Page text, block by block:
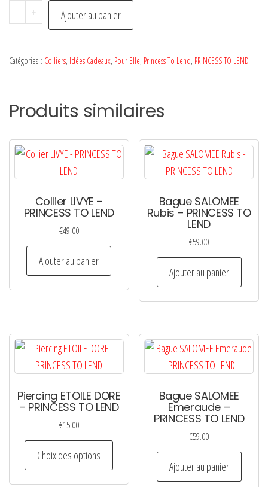
-
quantité
de
JENNA
–
TO
LEND
+ Ajouter au panier
Catégories : Colliers, Idées Cadeaux, Pour Elle, Princess To Lend, PRINCESS TO LEND
Produits similaires
Collier LIVYE –
PRINCESS TO LEND
€49.00
Ajouter au panier
Bague SALOMEE
Rubis – PRINCESS TO
LEND
€59.00
Ajouter au panier
Piercing ETOILE DORE
– PRINCESS TO LEND
€15.00
Choix des options
Ce
Bague SALOMEE
Emeraude –
PRINCESS TO LEND
€59.00
Ajouter au panier